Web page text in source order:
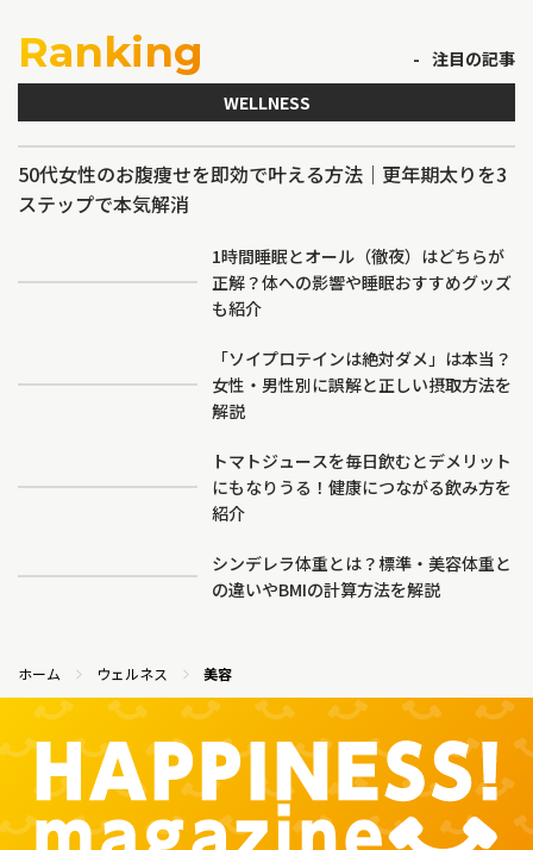
Ranking
注目の記事
WELLNESS
50代女性のお腹痩せを即効で叶える方法｜更年期太りを3
ステップで本気解消
1時間睡眠とオール（徹夜）はどちらが
正解？体への影響や睡眠おすすめグッズ
も紹介
「ソイプロテインは絶対ダメ」は本当？
女性・男性別に誤解と正しい摂取方法を
解説
トマトジュースを毎日飲むとデメリット
にもなりうる！健康につながる飲み方を
紹介
シンデレラ体重とは？標準・美容体重と
の違いやBMIの計算方法を解説
ホーム ウェルネス 美容